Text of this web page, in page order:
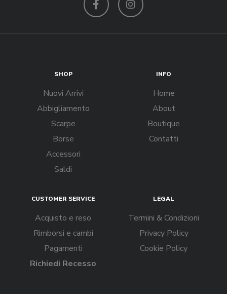
SHOP
Nuovi Arrivi
Abbigliamento
Scarpe
Borse
Accessori
Saldi
INFO
Home
About
Boutique
Contatti
CUSTOMER SERVICE
Acquisto e reso
Rimborsi e cambi
Pagamenti
Richiedi Recesso
LEGAL
Termini & Condizioni
Privacy Policy
Cookie Policy